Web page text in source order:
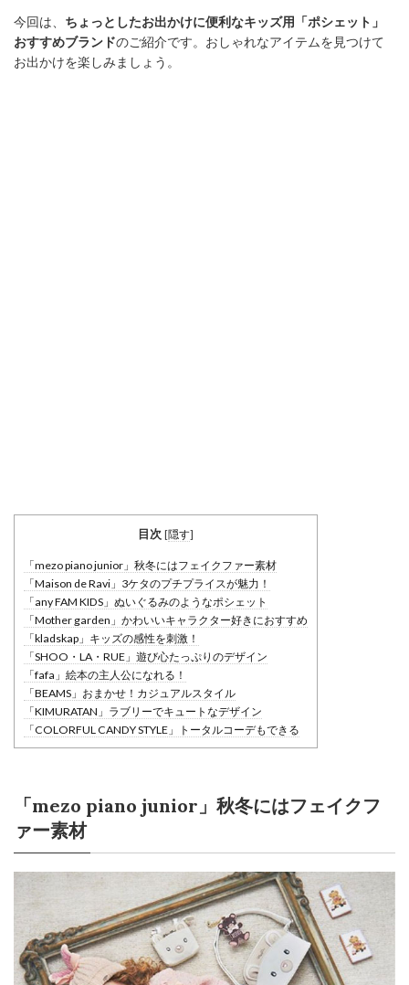
今回は、 ちょっとしたお出かけに便利なキッズ用「ポシェット」
おすすめブランドのご紹介です。おしゃれなアイテムを見つけて
お出かけを楽しみましょう。
目次 [隠す]
「mezo piano junior」秋冬にはフェイクファー素材
「Maison de Ravi」3ケタのプチプライスが魅力！
「any FAM KIDS」ぬいぐるみのようなポシェット
「Mother garden」かわいいキャラクター好きにおすすめ
「kladskap」キッズの感性を刺激！
「SHOO・LA・RUE」遊び心たっぷりのデザイン
「fafa」絵本の主人公になれる！
「BEAMS」おまかせ！カジュアルスタイル
「KIMURATAN」ラブリーでキュートなデザイン
「COLORFUL CANDY STYLE」トータルコーデもできる
「mezo piano junior」秋冬にはフェイクフ
ァー素材